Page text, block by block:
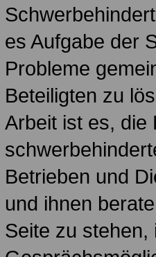
es Aufgabe der
Probleme
Beteiligten zu
Arbeit ist es, die
Betrieben und
und ihnen
Seite zu stehen,